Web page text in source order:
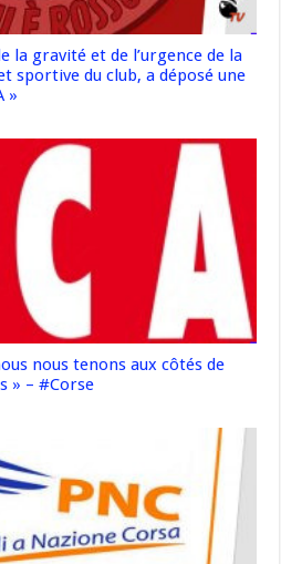
la gravité et de l’urgence de la
sportive du club, a déposé une
»
nous tenons aux côtés de
» – #Corse